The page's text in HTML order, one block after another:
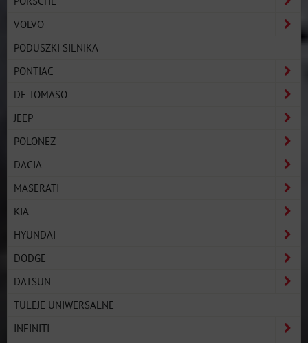
VOLVO
PODUSZKI SILNIKA
PONTIAC
DE TOMASO
JEEP
POLONEZ
DACIA
MASERATI
KIA
HYUNDAI
DODGE
DATSUN
TULEJE UNIWERSALNE
INFINITI